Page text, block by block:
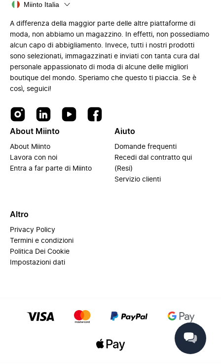
Miinto Italia
A differenza della maggior parte delle altre piattaforme di
moda, non abbiamo un magazzino. In effetti, non possediamo
alcun capo di abbigliamento. Invece, tutti i nostri prodotti
sono selezionati, immagazzinati e inviati con tanta cura dal
personale appassionato di moda di alcune delle migliori
boutique del mondo. Speriamo che questo ti piaccia. Se è
così, seguici!
About Miinto
About Miinto
Lavora con noi
Entra a far parte di Miinto
Aiuto
Domande frequenti
Recedi dal contratto qui
(Resi)
Servizio clienti
Altro
Privacy Policy
Termini e condizioni
Politica Dei Cookie
Impostazioni dati